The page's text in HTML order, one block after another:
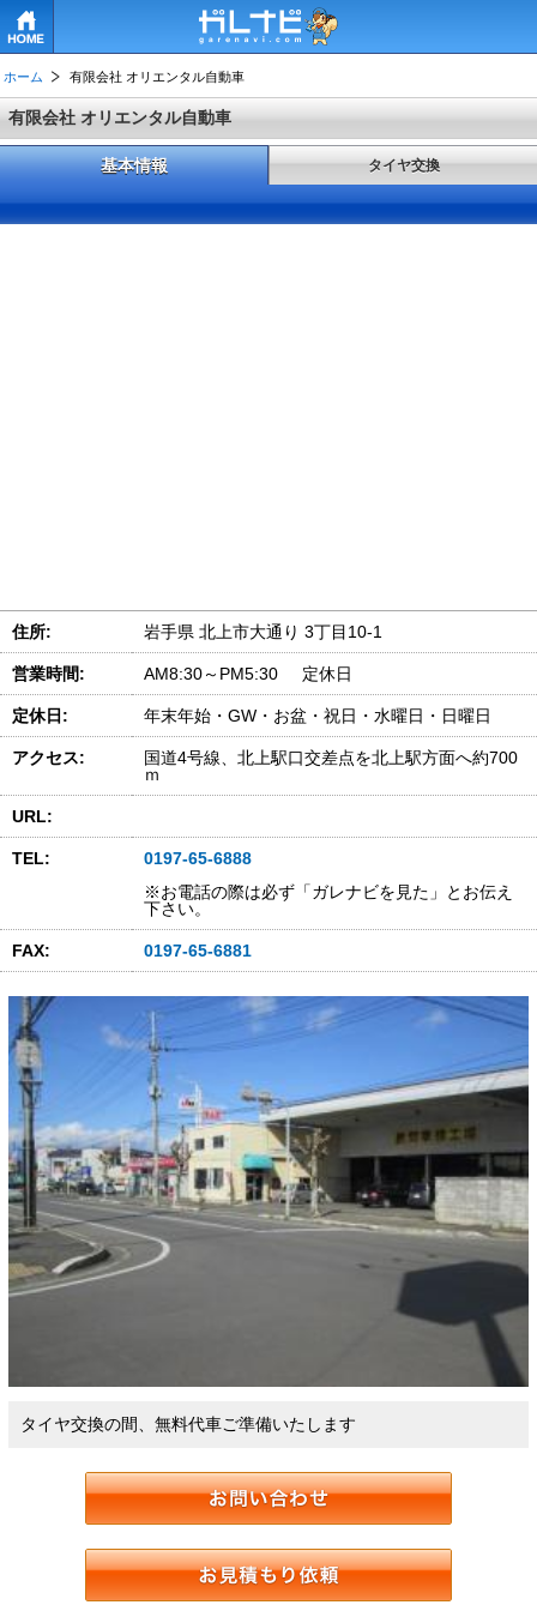
ホーム 有限会社 オリエンタル自動車
有限会社 オリエンタル自動車
基本情報 タイヤ交換
住所: 岩手県 北上市大通り 3丁目10-1
営業時間: AM8:30～PM5:30 定休日
定休日: 年末年始・GW・お盆・祝日・水曜日・日曜日
アクセス:
国道4号線、北上駅口交差点を北上駅方面へ約700
ｍ
URL:
TEL:
0197-65-6888
※お電話の際は必ず「ガレナビを見た」とお伝え
下さい。
FAX: 0197-65-6881
タイヤ交換の間、無料代車ご準備いたします